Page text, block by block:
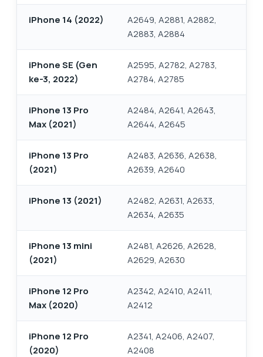
iPhone 14 (2022)
A2649, A2881, A2882,
A2883, A2884
iPhone SE (Gen
ke-3, 2022)
A2595, A2782, A2783,
A2784, A2785
iPhone 13 Pro
Max (2021)
A2484, A2641, A2643,
A2644, A2645
iPhone 13 Pro
(2021)
A2483, A2636, A2638,
A2639, A2640
iPhone 13 (2021)
A2482, A2631, A2633,
A2634, A2635
iPhone 13 mini
(2021)
A2481, A2626, A2628,
A2629, A2630
iPhone 12 Pro
Max (2020)
A2342, A2410, A2411,
A2412
iPhone 12 Pro
(2020)
A2341, A2406, A2407,
A2408